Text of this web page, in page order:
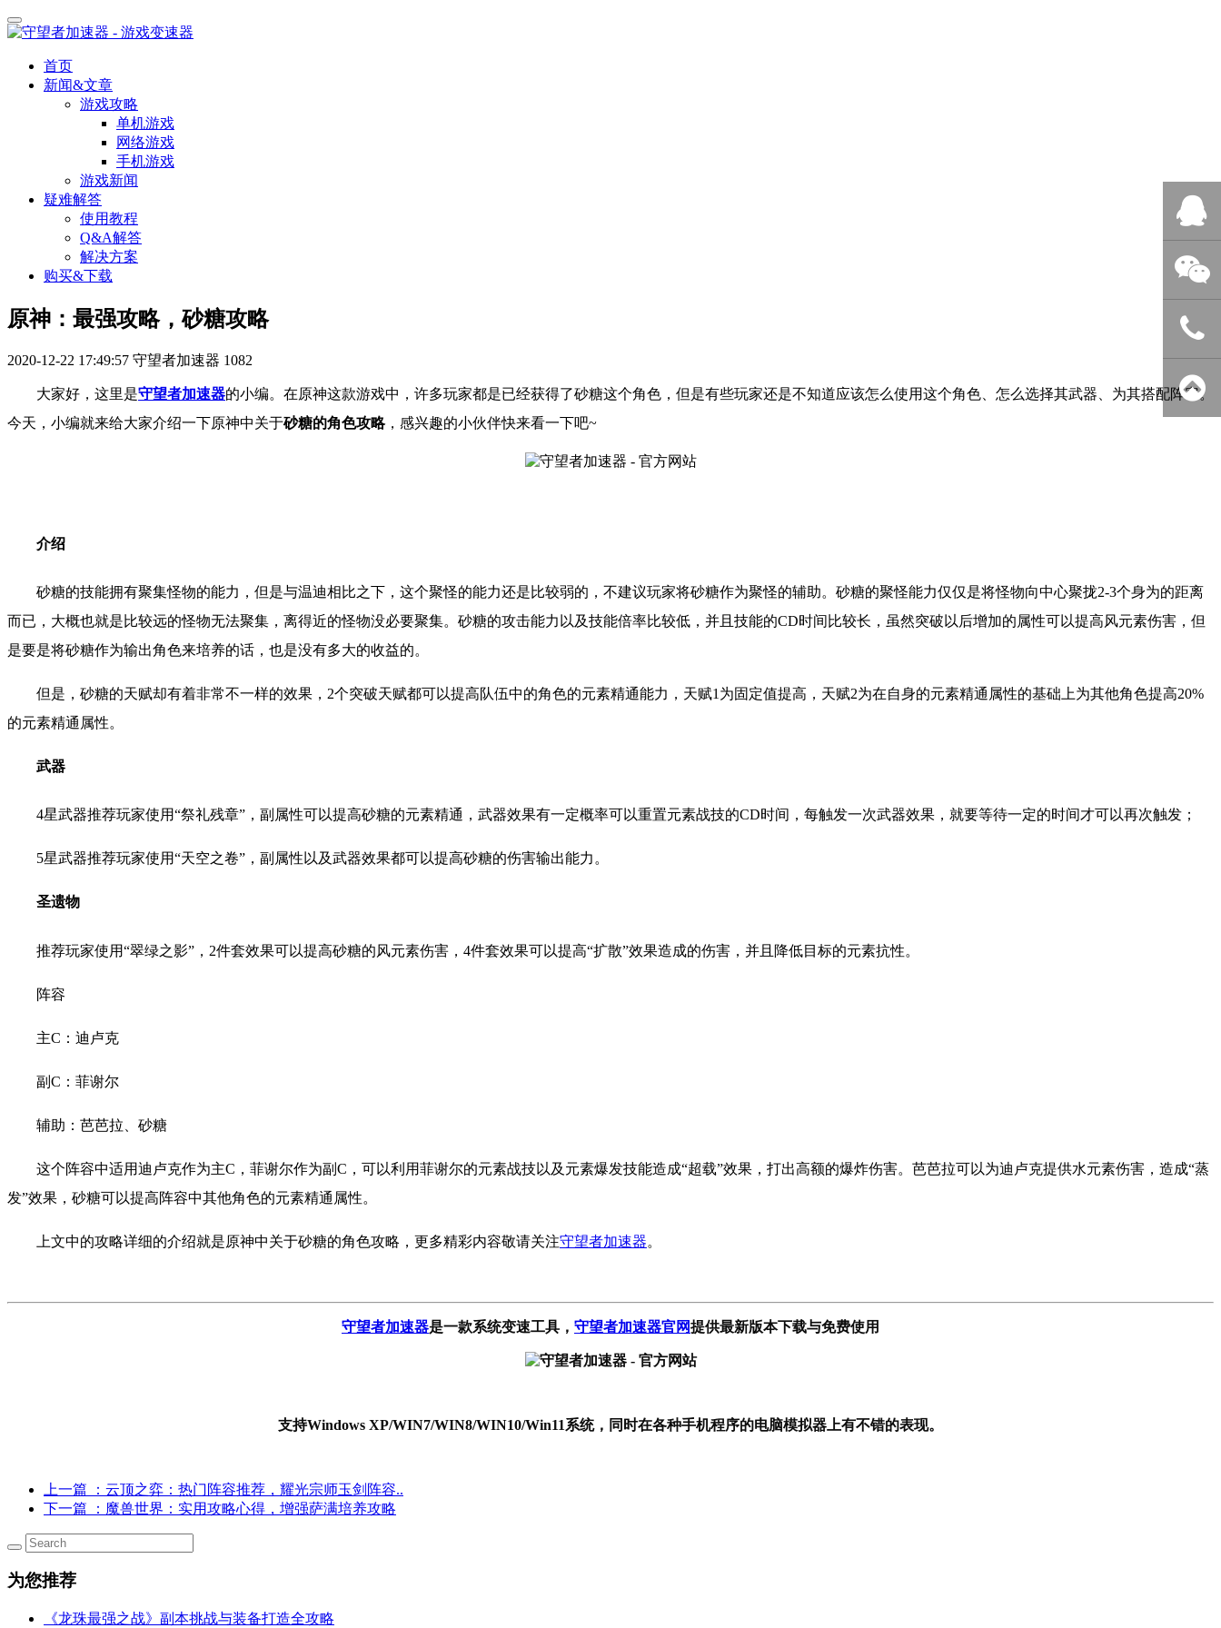
首页
新闻&文章
游戏攻略
单机游戏
网络游戏
手机游戏
游戏新闻
疑难解答
使用教程
Q&A解答
解决方案
购买&下载
原神：最强攻略，砂糖攻略
2020-12-22 17:49:57 守望者加速器 1082
大家好，这里是守望者加速器的小编。 在原神这款游戏中，许多玩家都是已经获得了砂糖这个角色，但是有些玩家还是不知道应该怎么使用这个角色、怎么选择其武器、为其搭配阵容。
今天，小编就来给大家介绍一下原神中关于砂糖的角色攻略， 感兴趣的小伙伴快来看一下吧~
介绍
砂糖的技能拥有聚集怪物的能力，但是与温迪相比之下，这个聚怪的能力还是比较弱的，不建议玩家将砂糖作为聚怪的辅助。砂糖的聚怪能力仅仅是将怪物向中心聚拢2-3个身为的距离
而已，大概也就是比较远的怪物无法聚集，离得近的怪物没必要聚集。砂糖的攻击能力以及技能倍率比较低，并且技能的CD时间比较长，虽然突破以后增加的属性可以提高风元素伤害，但
是要是将砂糖作为输出角色来培养的话，也是没有多大的收益的。
但是，砂糖的天赋却有着非常不一样的效果，2个突破天赋都可以提高队伍中的角色的元素精通能力，天赋1为固定值提高，天赋2为在自身的元素精通属性的基础上为其他角色提高20%
的元素精通属性。
武器
4星武器推荐玩家使用“祭礼残章”，副属性可以提高砂糖的元素精通，武器效果有一定概率可以重置元素战技的CD时间，每触发一次武器效果，就要等待一定的时间才可以再次触发；
5星武器推荐玩家使用“天空之卷”，副属性以及武器效果都可以提高砂糖的伤害输出能力。
圣遗物
推荐玩家使用“翠绿之影”，2件套效果可以提高砂糖的风元素伤害，4件套效果可以提高“扩散”效果造成的伤害，并且降低目标的元素抗性。
阵容
主C：迪卢克
副C：菲谢尔
辅助：芭芭拉、砂糖
这个阵容中适用迪卢克作为主C，菲谢尔作为副C，可以利用菲谢尔的元素战技以及元素爆发技能造成“超载”效果，打出高额的爆炸伤害。芭芭拉可以为迪卢克提供水元素伤害，造成“蒸
发”效果，砂糖可以提高阵容中其他角色的元素精通属性。
上文中的攻略详细的介绍就是原神中关于砂糖的角色攻略，更多精彩内容敬请关注守望者加速器。
守望者加速器是一款系统变速工具 ， 守望者加速器官网提供最新版本下载与免费使用
支持Windows XP/WIN7/WIN8/WIN10/Win11系统，同时在各种手机程序的电脑模拟器上有不错的表现。
上一篇
：云顶之弈：热门阵容推荐，耀光宗师玉剑阵容..
下一篇
：魔兽世界：实用攻略心得，增强萨满培养攻略
为您推荐
《龙珠最强之战》副本挑战与装备打造全攻略
QQ客服
微信客服
400-838-